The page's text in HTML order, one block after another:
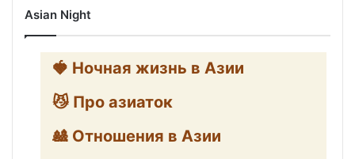
Asian Night
🍓 Ночная жизнь в Азии
😼 Про азиаток
🎎 Отношения в Азии